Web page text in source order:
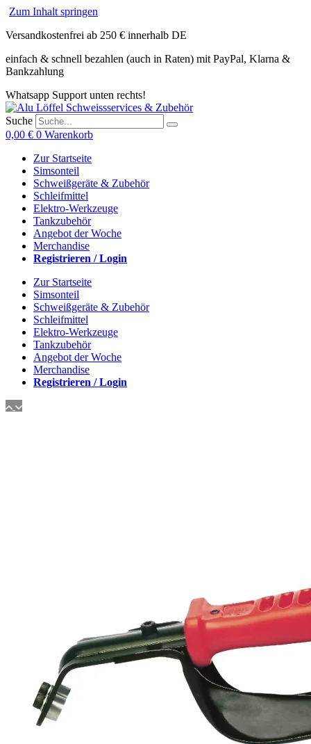
Zum Inhalt springen
Versandkostenfrei ab 250 € innerhalb DE
einfach & schnell bezahlen (auch in Raten) mit PayPal, Klarna &
Bankzahlung
Whatsapp Support unten rechts!
Suche
0,00 € 0 Warenkorb
Zur Startseite
Simsonteil
Schweißgeräte & Zubehör
Schleifmittel
Elektro-Werkzeuge
Tankzubehör
Angebot der Woche
Merchandise
Registrieren / Login
Zur Startseite
Simsonteil
Schweißgeräte & Zubehör
Schleifmittel
Elektro-Werkzeuge
Tankzubehör
Angebot der Woche
Merchandise
Registrieren / Login